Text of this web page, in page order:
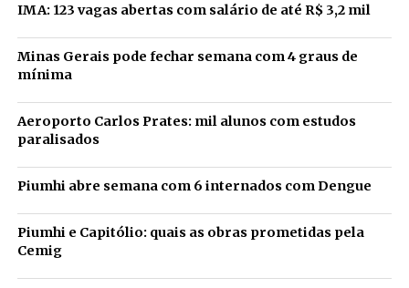
IMA: 123 vagas abertas com salário de até R$ 3,2 mil
Minas Gerais pode fechar semana com 4 graus de
mínima
Aeroporto Carlos Prates: mil alunos com estudos
paralisados
Piumhi abre semana com 6 internados com Dengue
Piumhi e Capitólio: quais as obras prometidas pela
Cemig